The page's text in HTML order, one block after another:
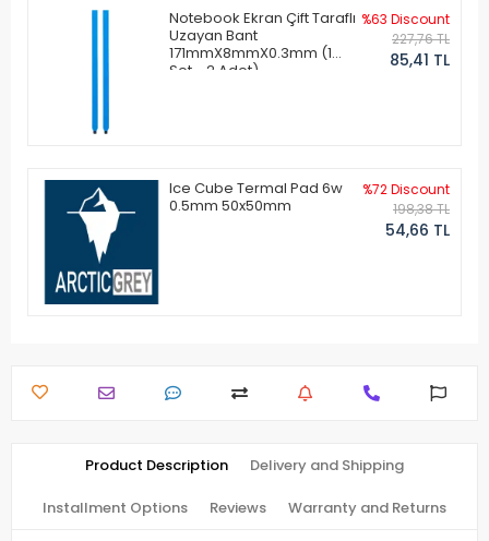
Notebook Ekran Çift Taraflı
Uzayan Bant
171mmX8mmX0.3mm (1
Set - 2 Adet)
%63 Discount
227,76 TL
85,41 TL
Ice Cube Termal Pad 6w
0.5mm 50x50mm
%72 Discount
198,38 TL
54,66 TL
Product Description Delivery and Shipping
Installment Options Reviews Warranty and Returns